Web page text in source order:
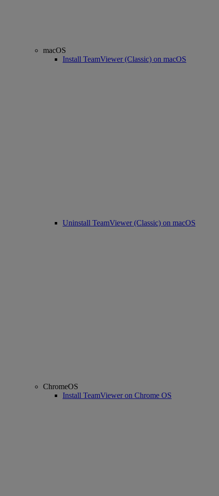
macOS
Install TeamViewer (Classic) on macOS
Uninstall TeamViewer (Classic) on macOS
ChromeOS
Install TeamViewer on Chrome OS